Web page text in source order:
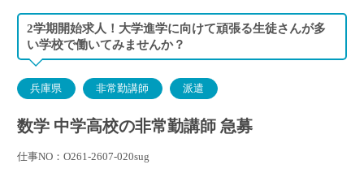
2学期開始求人！大学進学に向けて頑張る生徒さんが多
い学校で働いてみませんか？
兵庫県 非常勤講師 派遣
数学 中学高校の非常勤講師 急募
仕事NO：O261-2607-020sug